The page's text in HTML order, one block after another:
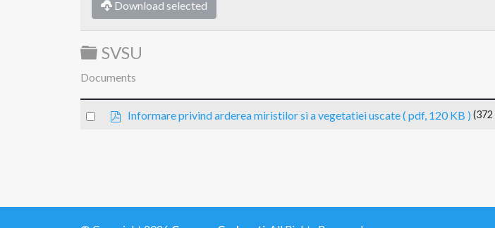
Download selected
Folder
SVSU
Documents
Select
pInformare privind arderea miristilor si a vegetatiei uscate( pdf, 120 KB )